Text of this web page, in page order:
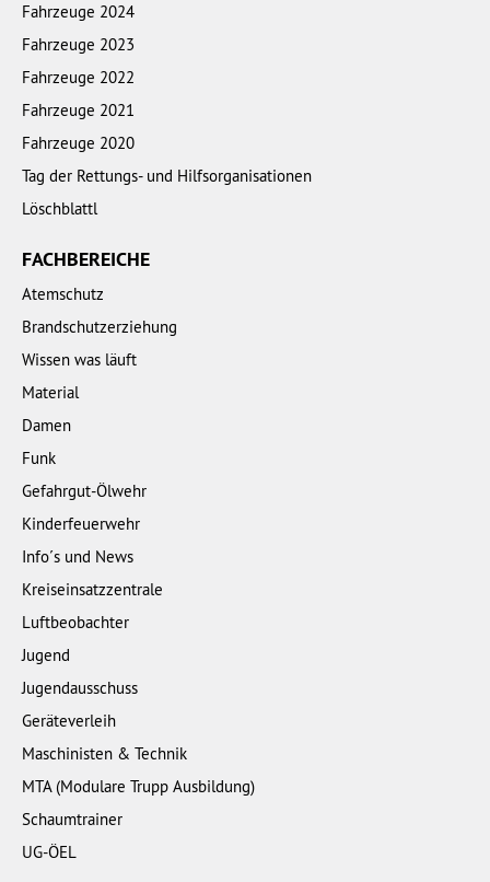
Fahrzeuge 2024
Fahrzeuge 2023
Fahrzeuge 2022
Fahrzeuge 2021
Fahrzeuge 2020
Tag der Rettungs- und Hilfsorganisationen
Löschblattl
FACHBEREICHE
Atemschutz
Brandschutzerziehung
Wissen was läuft
Material
Damen
Funk
Gefahrgut-Ölwehr
Kinderfeuerwehr
Info´s und News
Kreiseinsatzzentrale
Luftbeobachter
Jugend
Jugendausschuss
Geräteverleih
Maschinisten & Technik
MTA (Modulare Trupp Ausbildung)
Schaumtrainer
UG-ÖEL